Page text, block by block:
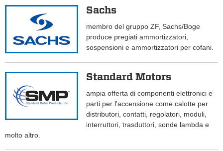
Sachs
membro del gruppo ZF, Sachs/Boge
produce pregiati ammortizzatori,
sospensioni e ammortizzatori per cofani.
Standard Motors
ampia offerta di componenti elettronici e
parti per l'accensione come calotte per
distributori, contatti, regolatori, moduli,
interruttori, trasduttori, sonde lambda e
molto altro.